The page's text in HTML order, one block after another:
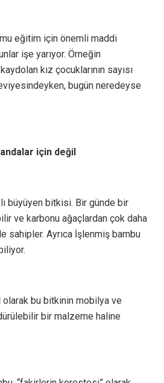
eğitim için önemli maddi
işe yarıyor. Örneğin
kız çocuklarının sayısı
bugün neredeyse
için değil
büyüyen bitkisi. Bir günde bir
ve karbonu ağaçlardan çok daha
sahipler. Ayrıca İşlenmiş bambu
bu bitkinin mobilya ve
bir malzeme haline